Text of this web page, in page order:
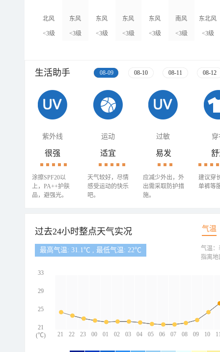
北风
<3级
东风
<3级
东风
<3级
东风
<3级
东风
<3级
南风
<3级
东北风
<3级
生活助手 08-09 08-10 08-11 08-12
紫外线 运动 过敏 穿
很强
涂擦SPF20以
上，PA++护肤
品，避强光。
适宜
天气较好，尽情
感受运动的快乐
吧。
易发
应减少外出，外
出需采取防护措
施。
建议穿
单裤等
过去24小时整点天气实况 气温
最高气温: 31.1℃ , 最低气温: 22℃
21 22 23 00 01 02 03 04 05 06 07 08 09 10
33
29
25
21
(℃)
气温：
指离地